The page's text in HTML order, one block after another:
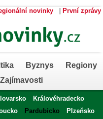
novinky První zprávy
Byznys
Regiony
Zajímavosti
Královéhradecko
Pardubicko
Plzeňsko